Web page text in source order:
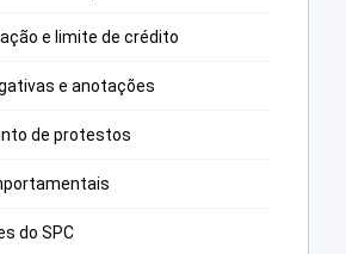
e limite de crédito
e anotações
de protestos
do SPC